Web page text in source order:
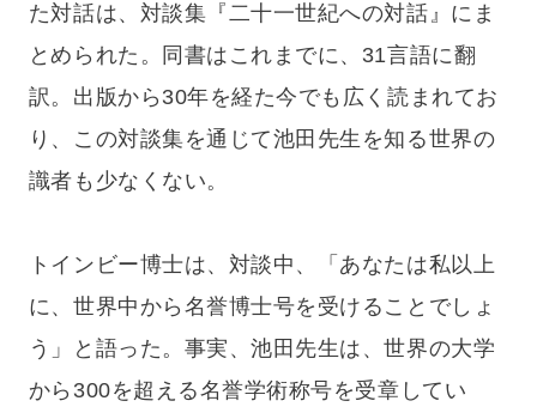
た対話は、対談集『二十一世紀への対話』にま
とめられた。同書はこれまでに、31言語に翻
訳。出版から30年を経た今でも広く読まれてお
り、この対談集を通じて池田先生を知る世界の
識者も少なくない。
トインビー博士は、対談中、「あなたは私以上
に、世界中から名誉博士号を受けることでしょ
う」と語った。事実、池田先生は、世界の大学
から300を超える名誉学術称号を受章してい